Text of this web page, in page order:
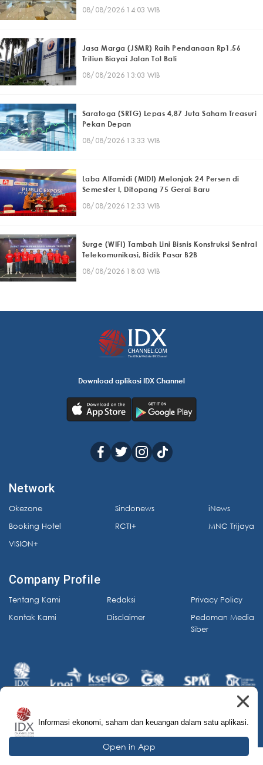
08/08/2026 14:03 WIB
Jasa Marga (JSMR) Raih Pendanaan Rp1,56
Triliun Biayai Jalan Tol Bali
08/08/2026 13:03 WIB
Saratoga (SRTG) Lepas 4,87 Juta Saham Treasuri
Pekan Depan
08/08/2026 13:33 WIB
Laba Alfamidi (MIDI) Melonjak 24 Persen di
Semester I, Ditopang 75 Gerai Baru
08/08/2026 12:33 WIB
Surge (WIFI) Tambah Lini Bisnis Konstruksi Sentral
Telekomunikasi, Bidik Pasar B2B
08/08/2026 18:03 WIB
Download aplikasi IDX Channel
Network
Okezone
Booking Hotel
VISION+
Sindonews
RCTI+
iNews
MNC Trijaya
Company Profile
Tentang Kami
Kontak Kami
Redaksi
Disclaimer
Privacy Policy
Pedoman Media
Siber
© 2026 IDX Channel. All Rights Reserved.
Informasi ekonomi, saham dan keuangan dalam satu aplikasi.
Open in App